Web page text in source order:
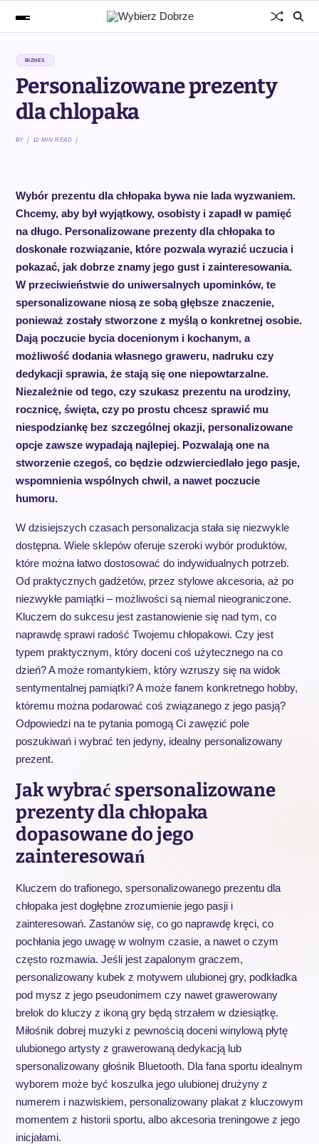
BIZNES
Personalizowane prezenty
dla chlopaka
BY 12 MIN READ
Wybór prezentu dla chłopaka bywa nie lada wyzwaniem.
Chcemy, aby był wyjątkowy, osobisty i zapadł w pamięć
na długo. Personalizowane prezenty dla chłopaka to
doskonałe rozwiązanie, które pozwala wyrazić uczucia i
pokazać, jak dobrze znamy jego gust i zainteresowania.
W przeciwieństwie do uniwersalnych upominków, te
spersonalizowane niosą ze sobą głębsze znaczenie,
ponieważ zostały stworzone z myślą o konkretnej osobie.
Dają poczucie bycia docenionym i kochanym, a
możliwość dodania własnego graweru, nadruku czy
dedykacji sprawia, że stają się one niepowtarzalne.
Niezależnie od tego, czy szukasz prezentu na urodziny,
rocznicę, święta, czy po prostu chcesz sprawić mu
niespodziankę bez szczególnej okazji, personalizowane
opcje zawsze wypadają najlepiej. Pozwalają one na
stworzenie czegoś, co będzie odzwierciedlało jego pasje,
wspomnienia wspólnych chwil, a nawet poczucie
humoru.
W dzisiejszych czasach personalizacja stała się niezwykle
dostępna. Wiele sklepów oferuje szeroki wybór produktów,
które można łatwo dostosować do indywidualnych potrzeb.
Od praktycznych gadżetów, przez stylowe akcesoria, aż po
niezwykłe pamiątki – możliwości są niemal nieograniczone.
Kluczem do sukcesu jest zastanowienie się nad tym, co
naprawdę sprawi radość Twojemu chłopakowi. Czy jest
typem praktycznym, który doceni coś użytecznego na co
dzień? A może romantykiem, który wzruszy się na widok
sentymentalnej pamiątki? A może fanem konkretnego hobby,
któremu można podarować coś związanego z jego pasją?
Odpowiedzi na te pytania pomogą Ci zawęzić pole
poszukiwań i wybrać ten jedyny, idealny personalizowany
prezent.
Jak wybrać spersonalizowane
prezenty dla chłopaka
dopasowane do jego
zainteresowań
Kluczem do trafionego, spersonalizowanego prezentu dla
chłopaka jest dogłębne zrozumienie jego pasji i
zainteresowań. Zastanów się, co go naprawdę kręci, co
pochłania jego uwagę w wolnym czasie, a nawet o czym
często rozmawia. Jeśli jest zapalonym graczem,
personalizowany kubek z motywem ulubionej gry, podkładka
pod mysz z jego pseudonimem czy nawet grawerowany
brelok do kluczy z ikoną gry będą strzałem w dziesiątkę.
Miłośnik dobrej muzyki z pewnością doceni winylową płytę
ulubionego artysty z grawerowaną dedykacją lub
spersonalizowany głośnik Bluetooth. Dla fana sportu idealnym
wyborem może być koszulka jego ulubionej drużyny z
numerem i nazwiskiem, personalizowany plakat z kluczowym
momentem z historii sportu, albo akcesoria treningowe z jego
inicjałami.